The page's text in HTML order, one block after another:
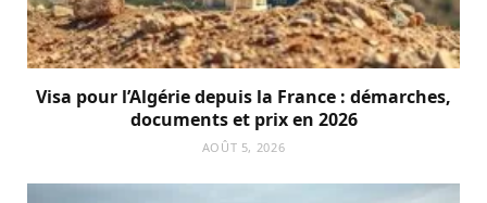
Visa pour l’Algérie depuis la France : démarches,
documents et prix en 2026
AOÛT 5, 2026